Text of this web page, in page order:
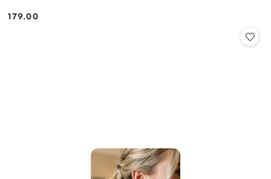
Cena:
179.00